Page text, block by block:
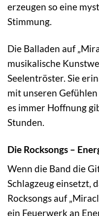
erzeugen so eine
Stimmung.
Die Balladen auf
musikalische
Seelentröster. Sie
mit unseren
es immer Hoffnung
Stunden.
Die Rocksongs –
Wenn die Band die
Schlagzeug einsetzt,
Rocksongs auf
ein Feuerwerk an